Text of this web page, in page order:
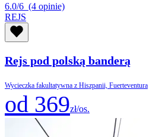
6.0/6 (4 opinie)
REJS
Rejs pod polską banderą
Wycieczka fakultatywna z Hiszpanii, Fuerteventura
od 369zł/os.